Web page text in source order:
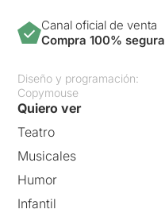
Canal oficial de venta
Compra 100% segura
Diseño y programación:
Copymouse
Quiero ver
Teatro
Musicales
Humor
Infantil